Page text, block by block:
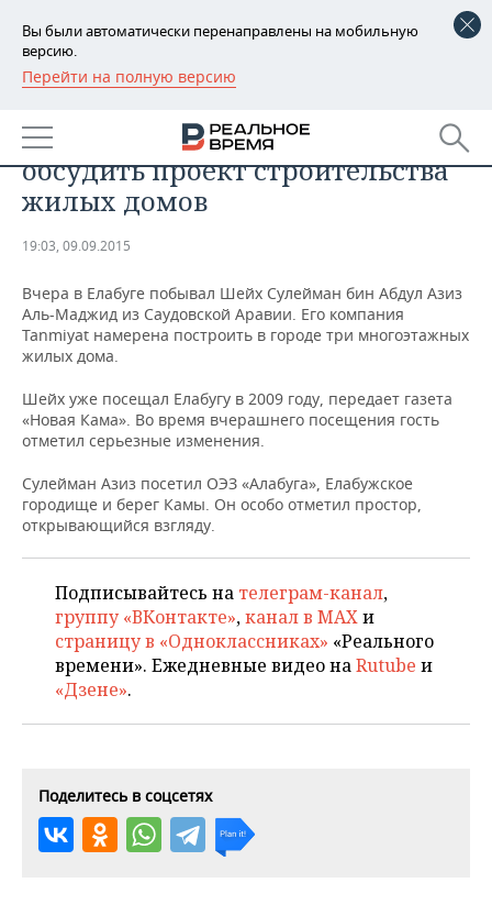
Вы были автоматически перенаправлены на мобильную
версию.
Перейти на полную версию
РЕГИОНЫ
БАШКОРТОСТАН
ТАТАРСТАН
НОВОСТИ
АНАЛИТИКА
КОРОЛИ ГОСЗАКАЗА ПФО
КОМУ ПРИНАДЛЕЖАТ
ТОРГОВЫЕ ЦЕНТРЫ
ФИНАНСЫ
БЮДЖЕТ
ИНВЕСТИЦИИ
ПРОМЫШЛЕННОСТЬ
НОВОСТИ
ПРОМЫШЛЕННОСТИ
АГРОПРОМ
МАШИНОСТРОЕНИЕ
НЕФТЕХИМИЯ
ОПК
ЭНЕРГЕТИКА
НЕДВИЖИМОСТЬ
НОВОСТИ АВТО
БИЗНЕС
НОВОСТИ БИЗНЕСА
РОЗНИЧНАЯ ТОРГОВЛЯ
ТРАНСПОРТ
УСЛУГИ
ТЕХНОЛОГИИ
НОВОСТИ ТЕХНОЛОГИЙ
МЕДИА
ТЕЛЕКОММУНИКАЦИИ
МЕРОПРИЯТИЯ
НОВОСТИ МЕРОПРИЯТИЙ
ВЫЕЗДНАЯ РЕДАКЦИЯ
БИЗНЕС-БРАНЧИ
ОТКРЫТАЯ ЛЕКЦИЯ
СПОРТ
НОВОСТИ СПОРТА
ФУТБОЛ
БАСКЕТБОЛ
ВОЛЕЙБОЛ
ОБЩЕСТВО
НОВОСТИ ОБЩЕСТВА
ИНФРАСТРУКТУРА
ИСТОРИЯ
ФОТОГАЛЕРЕЯ
СПРАВОЧНИК
СПИСОК ПЕРСОН
ПОЛНАЯ ВЕРСИЯ
посетил Елабугу, чтобы
обсудить проект строительства
жилых домов
19:03, 09.09.2015
Вчера в Елабуге побывал Шейх Сулейман бин Абдул Азиз
Аль-Маджид из Саудовской Аравии. Его компания
Tanmiyat намерена построить в городе три многоэтажных
жилых дома.
Шейх уже посещал Елабугу в 2009 году, передает газета
«Новая Кама». Во время вчерашнего посещения гость
отметил серьезные изменения.
Сулейман Азиз посетил ОЭЗ «Алабуга», Елабужское
городище и берег Камы. Он особо отметил простор,
открывающийся взгляду.
Подписывайтесь на телеграм-канал,
группу «ВКонтакте»,канал в MAXи
страницу в «Одноклассниках» «Реального
времени». Ежедневные видео наRutube и
«Дзене».
Поделитесь в соцсетях